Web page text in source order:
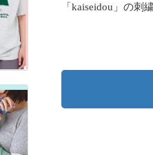
「kaiseidou」の刺